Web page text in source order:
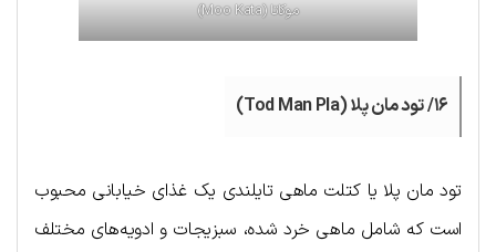
موکاتا (Moo Kata)
۱۶/ تود مان پلا (Tod Man Pla)
تود مان پلا یا کتلت ماهی تایلندی یک غذای خیابانی محبوب
است که شامل ماهی خرد شده، سبزیجات و ادویه‌های مختلف